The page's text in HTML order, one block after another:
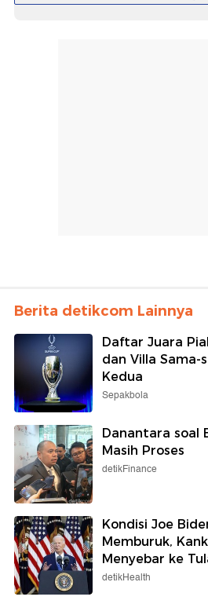
Berita detikcom Lainnya
Daftar Juara
dan Villa Sama-
Kedua
Sepakbola
Danantara soal
Masih Proses
detikFinance
Kondisi Joe
Memburuk,
Menyebar ke
detikHealth